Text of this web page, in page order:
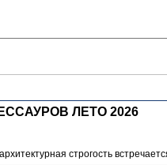
ЛЕТО 2026
строгость